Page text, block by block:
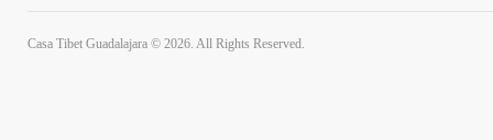
Casa Tibet Guadalajara © 2026. All Rights Reserved.